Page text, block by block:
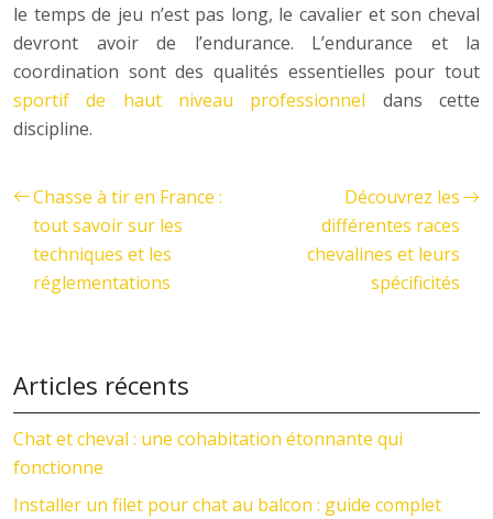
le temps de jeu n’est pas long, le cavalier et son cheval
devront avoir de l’endurance. L’endurance et la
coordination sont des qualités essentielles pour tout
sportif de haut niveau professionnel dans cette
discipline.
Chasse à tir en France :
tout savoir sur les
techniques et les
réglementations
Découvrez les
différentes races
chevalines et leurs
spécificités
Articles récents
Chat et cheval : une cohabitation étonnante qui
fonctionne
Installer un filet pour chat au balcon : guide complet